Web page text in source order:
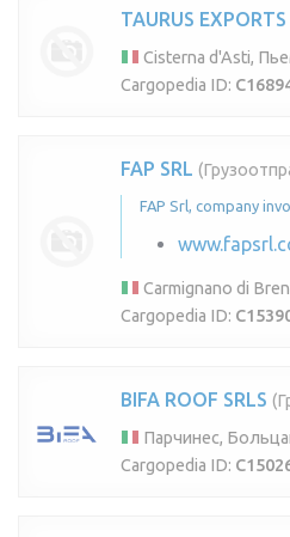
TAURUS
Cisterna d'Asti,
Cargopedia ID:
FAP SRL
FAP Srl, company
Carmignano di
Cargopedia ID:
BIFA ROOF SRLS
Парчинес,
Cargopedia ID: